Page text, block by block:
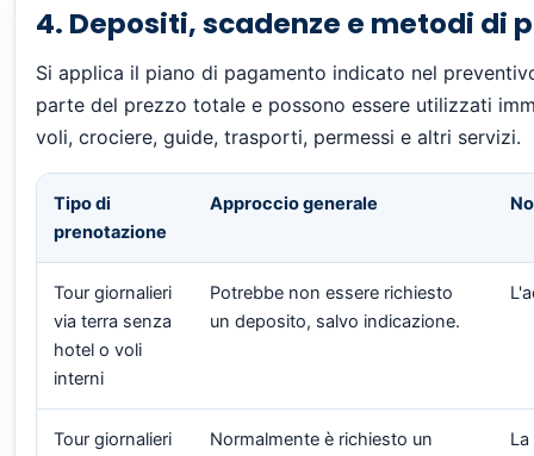
4. Depositi, scadenze e metodi di
Si applica il piano di pagamento indicato nel
parte del prezzo totale e possono essere utilizzati
voli, crociere, guide, trasporti, permessi e altri servizi.
Tipo di
prenotazione
Approccio generale
Tour giornalieri
via terra senza
hotel o voli
interni
Potrebbe non essere richiesto
un deposito, salvo indicazione.
Tour giornalieri
Normalmente è richiesto un